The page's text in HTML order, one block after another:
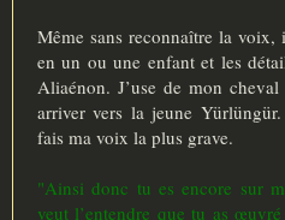
Même sans reconnaître la
en un ou une enfant et les
Aliaénon. J’use de mon
arriver vers la jeune
fais ma voix la plus grave.
"Ainsi donc tu es encore sur
veut l’entendre que tu as